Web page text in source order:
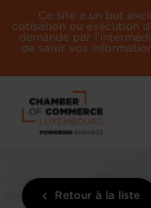
Ce site a un but
cotisation ou exécution
demandé par
de saisir vos
Retour à la liste